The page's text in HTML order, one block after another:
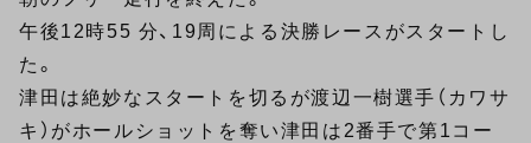
午後12時55 分、19周による決勝レースがスタートし
た。
津田は絶妙なスタートを切るが渡辺一樹選手（カワサ
キ）がホールショットを奪い津田は2番手で第1コー